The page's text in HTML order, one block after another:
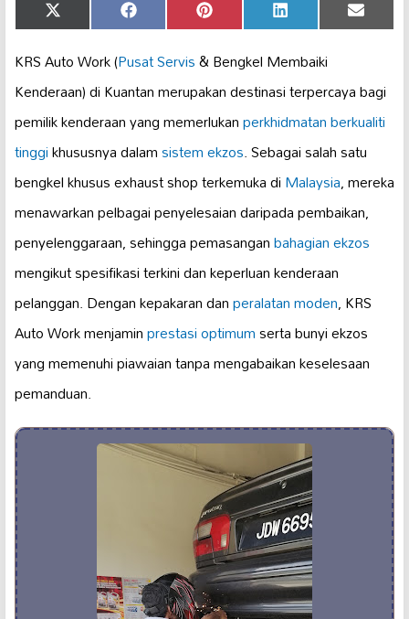
Share
on
X
(Twitter)
Share
on
Facebook Share
on
Pinterest Share
on
LinkedIn Share
on
Email
KRS Auto Work (Pusat Servis& Bengkel Membaiki
Kenderaan) di Kuantan merupakan destinasi terpercaya bagi
pemilik kenderaan yang memerlukanperkhidmatan berkualiti
tinggikhususnya dalamsistem ekzos. Sebagai salah satu
bengkel khusus exhaust shop terkemuka diMalaysia, mereka
menawarkan pelbagai penyelesaian daripada pembaikan,
penyelenggaraan, sehingga pemasanganbahagian ekzos
mengikut spesifikasi terkini dan keperluan kenderaan
pelanggan. Dengan kepakaran danperalatan moden, KRS
Auto Work menjaminprestasi optimumserta bunyi ekzos
yang memenuhi piawaian tanpa mengabaikan keselesaan
pemanduan.